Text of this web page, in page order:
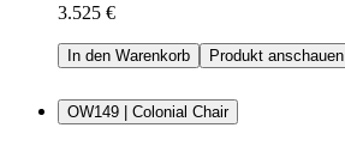
3.525 €
In den Warenkorb Produkt anschauen
OW149 | Colonial Chair